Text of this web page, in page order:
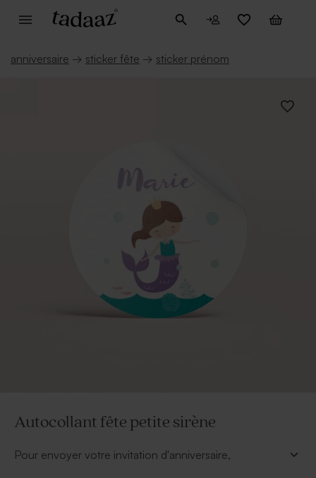
anniversaire → sticker fête → sticker prénom
Autocollant fête petite sirène
Pour envoyer votre invitation d'anniversaire,